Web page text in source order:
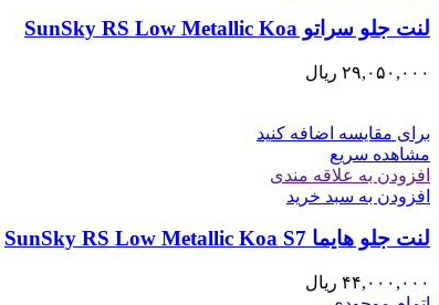
لنت جلو سراتو SunSky RS Low Metallic Koa
۲۹,۰۵۰,۰۰۰ ریال
برای مقایسه اضافه کنید
مشاهده سریع
افزودن به علاقه مندی
افزودن به سبد خرید
لنت جلو هايما SunSky RS Low Metallic Koa S7
۴۴,۰۰۰,۰۰۰ ریال